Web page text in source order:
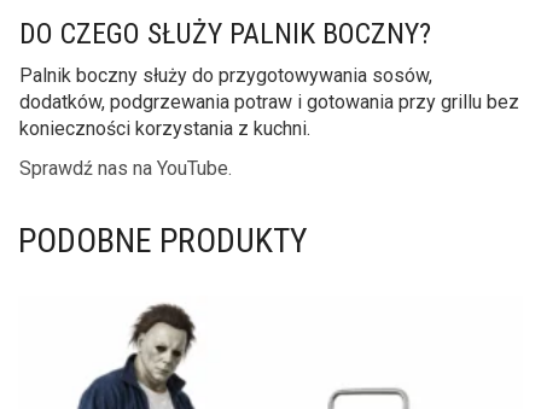
DO CZEGO SŁUŻY PALNIK BOCZNY?
Palnik boczny służy do przygotowywania sosów,
dodatków, podgrzewania potraw i gotowania przy grillu bez
konieczności korzystania z kuchni.
Sprawdź nas na YouTube.
PODOBNE PRODUKTY